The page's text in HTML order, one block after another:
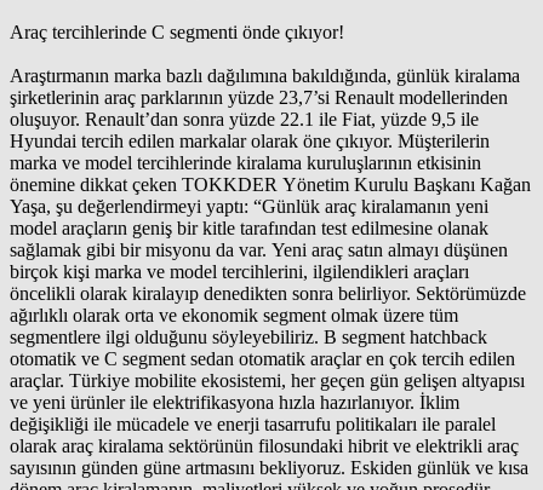
Araç tercihlerinde C segmenti önde çıkıyor!
Araştırmanın marka bazlı dağılımına bakıldığında, günlük kiralama
şirketlerinin araç parklarının yüzde 23,7’si Renault modellerinden
oluşuyor. Renault’dan sonra yüzde 22.1 ile Fiat, yüzde 9,5 ile
Hyundai tercih edilen markalar olarak öne çıkıyor. Müşterilerin
marka ve model tercihlerinde kiralama kuruluşlarının etkisinin
önemine dikkat çeken TOKKDER Yönetim Kurulu Başkanı Kağan
Yaşa, şu değerlendirmeyi yaptı: “Günlük araç kiralamanın yeni
model araçların geniş bir kitle tarafından test edilmesine olanak
sağlamak gibi bir misyonu da var. Yeni araç satın almayı düşünen
birçok kişi marka ve model tercihlerini, ilgilendikleri araçları
öncelikli olarak kiralayıp denedikten sonra belirliyor. Sektörümüzde
ağırlıklı olarak orta ve ekonomik segment olmak üzere tüm
segmentlere ilgi olduğunu söyleyebiliriz. B segment hatchback
otomatik ve C segment sedan otomatik araçlar en çok tercih edilen
araçlar. Türkiye mobilite ekosistemi, her geçen gün gelişen altyapısı
ve yeni ürünler ile elektrifikasyona hızla hazırlanıyor. İklim
değişikliği ile mücadele ve enerji tasarrufu politikaları ile paralel
olarak araç kiralama sektörünün filosundaki hibrit ve elektrikli araç
sayısının günden güne artmasını bekliyoruz. Eskiden günlük ve kısa